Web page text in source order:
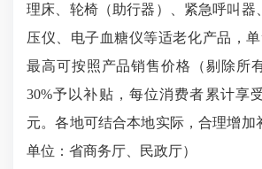
理床、轮椅（助行器）、紧急呼叫器
压仪、电子血糖仪等适老化产品，单
最高可按照产品销售价格（剔除所
30%予以补贴，每位消费者累计享
元。各地可结合本地实际，合理增加
单位：省商务厅、民政厅）